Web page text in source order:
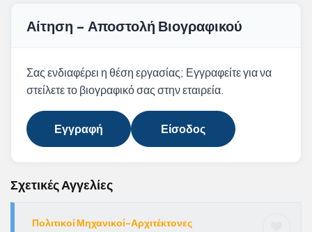
Αίτηση - Αποστολή Βιογραφικού
Σας ενδιαφέρει η θέση εργασίας; Εγγραφείτε για να
στείλετε το βιογραφικό σας στην εταιρεία.
Εγγραφή Είσοδος
Σχετικές Αγγελίες
Πολιτικοί Μηχανικοί-Αρχιτέκτονες